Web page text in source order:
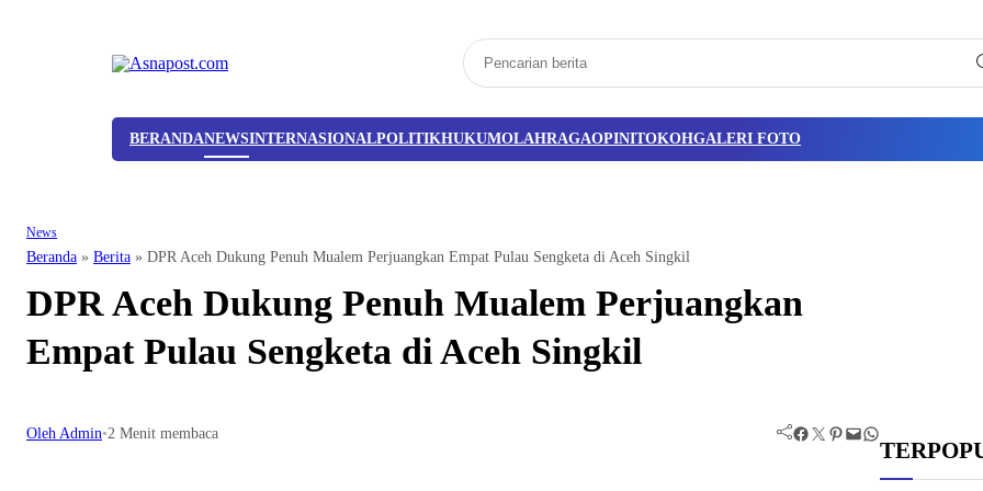
BERANDANEWSINTERNASIONALPOLITIKHUKUMOLAHRAGAOPINITOKOHGALERI FOTO
News
Beranda » Berita » DPR Aceh Dukung Penuh Mualem Perjuangkan Empat Pulau Sengketa di Aceh Singkil
DPR Aceh Dukung Penuh Mualem Perjuangkan
Empat Pulau Sengketa di Aceh Singkil
Oleh Admin•2 Menit membaca Facebook Twitter Pinterest Mail WhatsApp